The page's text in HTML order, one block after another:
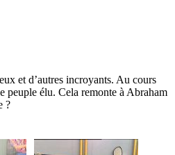
et d’autres incroyants. Au cours
peuple élu. Cela remonte à Abraham
?